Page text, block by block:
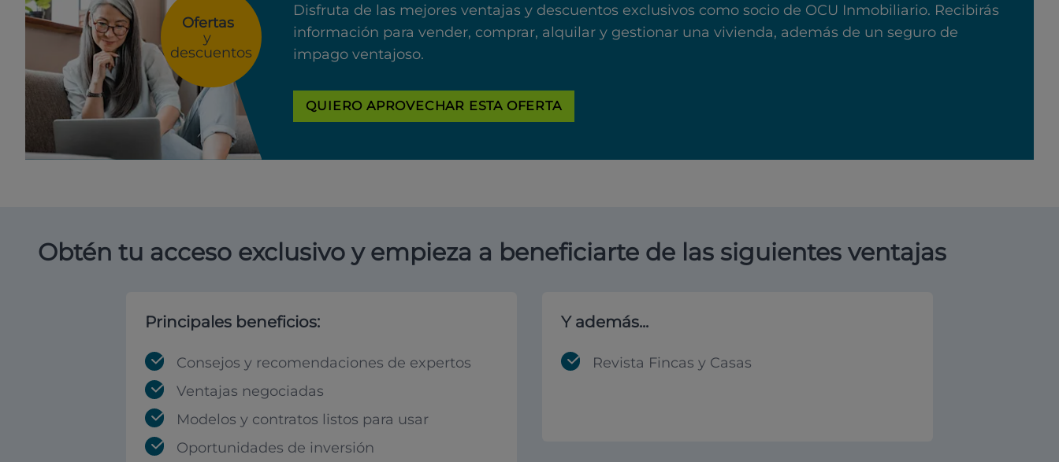
Ofertas
y
descuentos
Disfruta de las mejores ventajas y descuentos exclusivos como socio de OCU Inmobiliario. Recibirás
información para vender, comprar, alquilar y gestionar una vivienda, además de un seguro de
impago ventajoso.
QUIERO APROVECHAR ESTA OFERTA
Obtén tu acceso exclusivo y empieza a beneficiarte de las siguientes ventajas
Principales beneficios:
Consejos y recomendaciones de expertos
Ventajas negociadas
Modelos y contratos listos para usar
Oportunidades de inversión
Y además...
Revista Fincas y Casas